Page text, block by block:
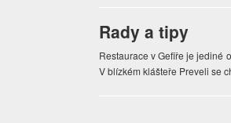
Rady a tipy
Restaurace v Gefiře je jediné
V blízkém klášteře Preveli se